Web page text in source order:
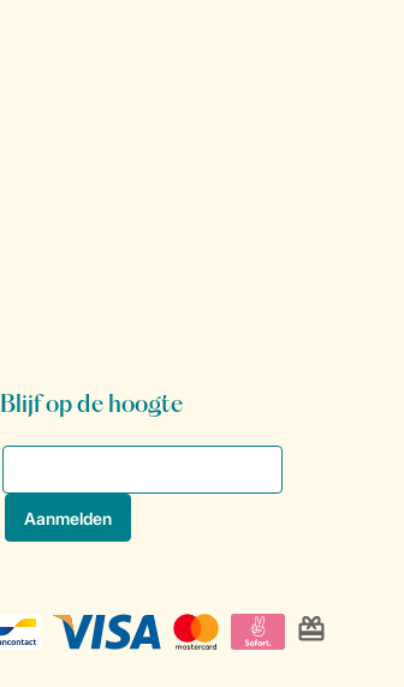
Blijf op de hoogte